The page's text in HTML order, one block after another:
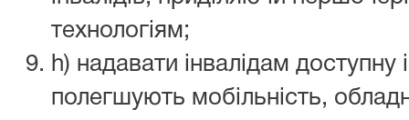
технологіям;
h) надавати інвалідам
полегшують мобільність,